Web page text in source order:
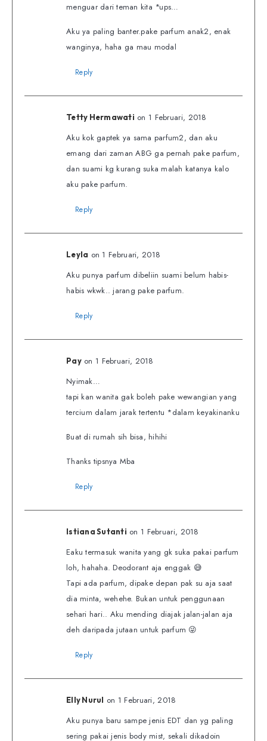
menguar dari teman kita *ups…
Aku ya paling banter.pake parfum anak2, enak
wanginya, haha ga mau modal
Reply
Tetty Hermawati on 1 Februari, 2018
Aku kok gaptek ya sama parfum2, dan aku
emang dari zaman ABG ga pernah pake parfum,
dan suami kg kurang suka malah katanya kalo
aku pake parfum.
Reply
Leyla on 1 Februari, 2018
Aku punya parfum dibeliin suami belum habis-
habis wkwk.. jarang pake parfum.
Reply
Pay on 1 Februari, 2018
Nyimak…
tapi kan wanita gak boleh pake wewangian yang
tercium dalam jarak tertentu *dalam keyakinanku
Buat di rumah sih bisa, hihihi
Thanks tipsnya Mba
Reply
Istiana Sutanti on 1 Februari, 2018
Eaku termasuk wanita yang gk suka pakai parfum
loh, hahaha. Deodorant aja enggak 😅
Tapi ada parfum, dipake depan pak su aja saat
dia minta, wehehe. Bukan untuk penggunaan
sehari hari.. Aku mending diajak jalan-jalan aja
deh daripada jutaan untuk parfum 😜
Reply
Elly Nurul on 1 Februari, 2018
Aku punya baru sampe jenis EDT dan yg paling
sering pakai jenis body mist, sekali dikadoin